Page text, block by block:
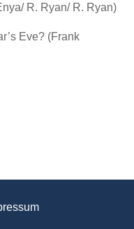
R. Ryan/ R. Ryan)
Eve? (Frank